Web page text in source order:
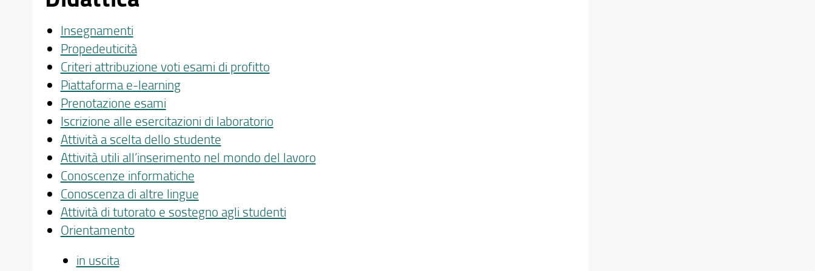
Insegnamenti
Propedeuticità
Criteri attribuzione voti esami di profitto
Piattaforma e-learning
Prenotazione esami
Iscrizione alle esercitazioni di laboratorio
Attività a scelta dello studente
Attività utili all’inserimento nel mondo del lavoro
Conoscenze informatiche
Conoscenza di altre lingue
Attività di tutorato e sostegno agli studenti
Orientamento
in uscita